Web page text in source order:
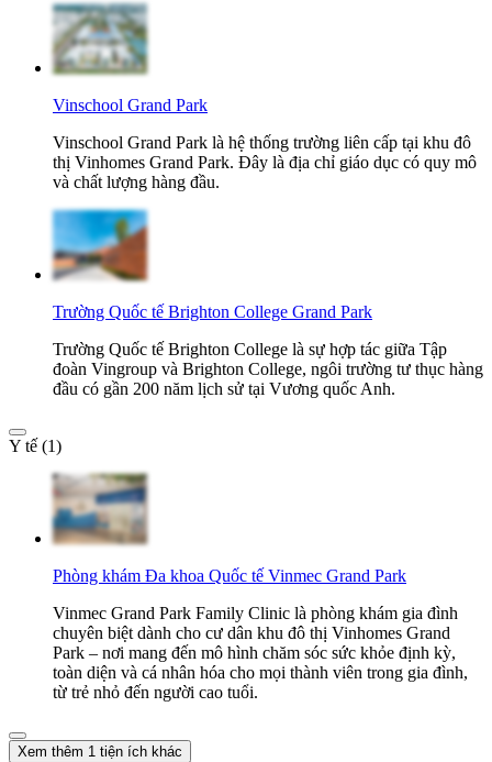
Vinschool Grand Park
Vinschool Grand Park là hệ thống trường liên cấp tại khu đô
thị Vinhomes Grand Park. Đây là địa chỉ giáo dục có quy mô
và chất lượng hàng đầu.
Trường Quốc tế Brighton College Grand Park
Trường Quốc tế Brighton College là sự hợp tác giữa Tập
đoàn Vingroup và Brighton College, ngôi trường tư thục hàng
đầu có gần 200 năm lịch sử tại Vương quốc Anh.
Y tế (1)
Phòng khám Đa khoa Quốc tế Vinmec Grand Park
Vinmec Grand Park Family Clinic là phòng khám gia đình
chuyên biệt dành cho cư dân khu đô thị Vinhomes Grand
Park – nơi mang đến mô hình chăm sóc sức khỏe định kỳ,
toàn diện và cá nhân hóa cho mọi thành viên trong gia đình,
từ trẻ nhỏ đến người cao tuổi.
Xem thêm 1 tiện ích khác